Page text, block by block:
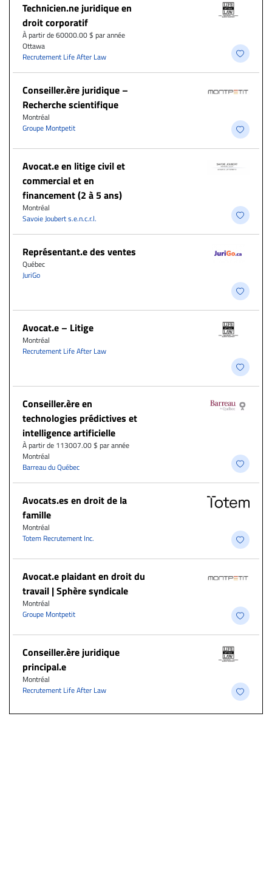
Technicien.ne juridique en
droit corporatif
À partir de 60000.00 $ par année
Ottawa
Recrutement Life After Law
Conseiller.ère juridique –
Recherche scientifique
Montréal
Groupe Montpetit
Avocat.e en litige civil et
commercial et en
financement (2 à 5 ans)
Montréal
Savoie Joubert s.e.n.c.r.l.
Représentant.e des ventes
Québec
JuriGo
Avocat.e – Litige
Montréal
Recrutement Life After Law
Conseiller.ère en
technologies prédictives et
intelligence artificielle
À partir de 113007.00 $ par année
Montréal
Barreau du Québec
Avocats.es en droit de la
famille
Montréal
Totem Recrutement Inc.
Avocat.e plaidant en droit du
travail | Sphère syndicale
Montréal
Groupe Montpetit
Conseiller.ère juridique
principal.e
Montréal
Recrutement Life After Law